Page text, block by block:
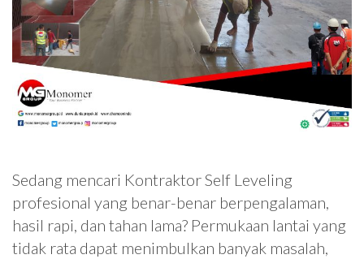
Sedang mencari Kontraktor Self Leveling
profesional yang benar-benar berpengalaman,
hasil rapi, dan tahan lama? Permukaan lantai yang
tidak rata dapat menimbulkan banyak masalah,